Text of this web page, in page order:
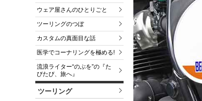
ウェア屋さんのひとりごと
ツーリングのつぼ
カスタムの真面目な話
医学でコーナリングを極める!
流浪ライター“のぶを”の『た
びたび、旅へ』
ツーリング